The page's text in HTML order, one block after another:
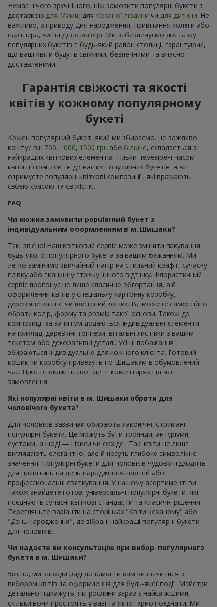
Немає нічого зручнішого, ніж замовити популярні букети з
доставкою для Мами, для Коханої людини чи для дитини. Не
важливо, з приводу Дня народження, привітання колеги або
партнера, чи на День матері. Ми забезпечуємо доставку
популярних букетів в будь-який район столиці, гарантуючи,
що ваші квіти будуть свіжими, безпечними та вчасно
доставленими.
Гарантія свіжості та якості
квітів у кожному популярному
букеті
Кожен популярний букет, який ми збираємо, не важливо
коштує він 700, 1000, 1500 грн або більше, складається з
найкращих квіткових елементів. Тільки перевірені часом
квіти потрапляють до наших популярних букетів, а ви
отримуєте популярні квіткові композиції, які вражають
своєю красою та свіжістю.
FAQ
Чи можна замовити popularний букет з
індивідуальним оформленням в м. Шишаки?
Так, звісно! Наш квітковий сервіс може змінити пакування
будь-якого популярного букета за вашим бажанням. Ми
легко замінимо звичайний папір на стильний крафт, сучасну
плівку або тканинну стрічку іншого відтінку. Флористичний
сервіс пропонує не лише класичне обгортання, а й
оформлення квітів у спеціальну картонну коробку,
дерев'яне кашпо чи плетений кошик. Ви можете самостійно
обрати колір, форму та розмір такої основи. Також до
композиції за запитом додаються індивідуальні елементи,
наприклад, дерев’яні топпери, вітальні листівки з вашим
текстом або декоративні деталі. Усі ці побажання
збираються індивідуально для кожного клієнта. Готовий
кошик чи коробку привезуть по Шишакам в обумовлений
час. Просто вкажіть свої ідеї в коментарях під час
замовлення.
Які популярні квіти в м. Шишаки обрати для
чоловічого букета?
Для чоловіків зазвичай обирають лаконічні, стримані
популярні букети. Це можуть бути троянди, антуріуми,
еустоми, а іноді — і іриси чи орхідеї. Такі квіти не лише
виглядають елегантно, але й несуть глибоке символічне
значення. Популярні букети для чоловіків чудово підходять
для привітань на день народження, ювілей або
профессиональні святкування. У нашому асортименті ви
також знайдете готові універсальні популярні букети, які
поєднують сучасні квіткові стандарти та класичні рішення.
Перегляньте варіанти на сторінках "Квіти коханому" або
"День народження", де зібрані найкращі популярні букети
для чоловіків.
Чи надаєте ви консультацію при виборі популярного
букета в м. Шишаки?
Звісно, ми завжди раді допомогти вам визначитися з
вибором квітів та оформлення для будь-якої події. Майстри
детально підкажуть, які рослини зараз є найсвіжішими,
скільки вони простоять у вазі та як їх гарно поєднати. Ми